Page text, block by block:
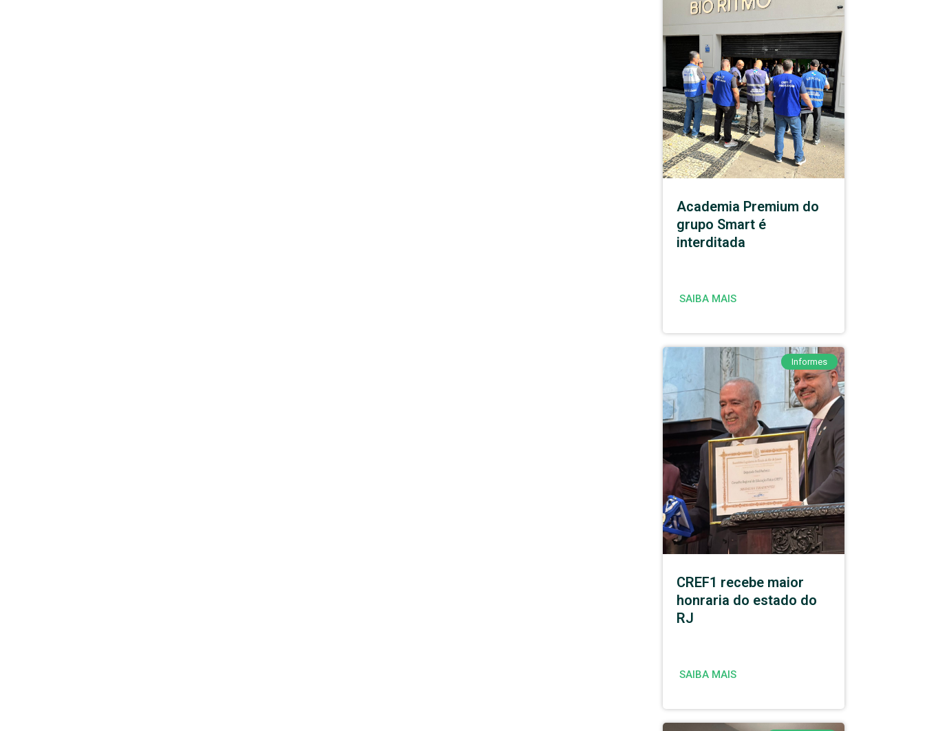
Academia Premium do
grupo Smart é
interditada
SAIBA MAIS
Informes
CREF1 recebe maior
honraria do estado do
RJ
SAIBA MAIS